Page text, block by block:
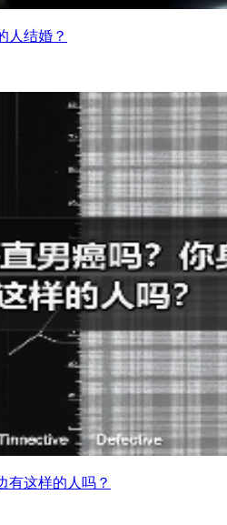
人结婚？
有这样的人吗？